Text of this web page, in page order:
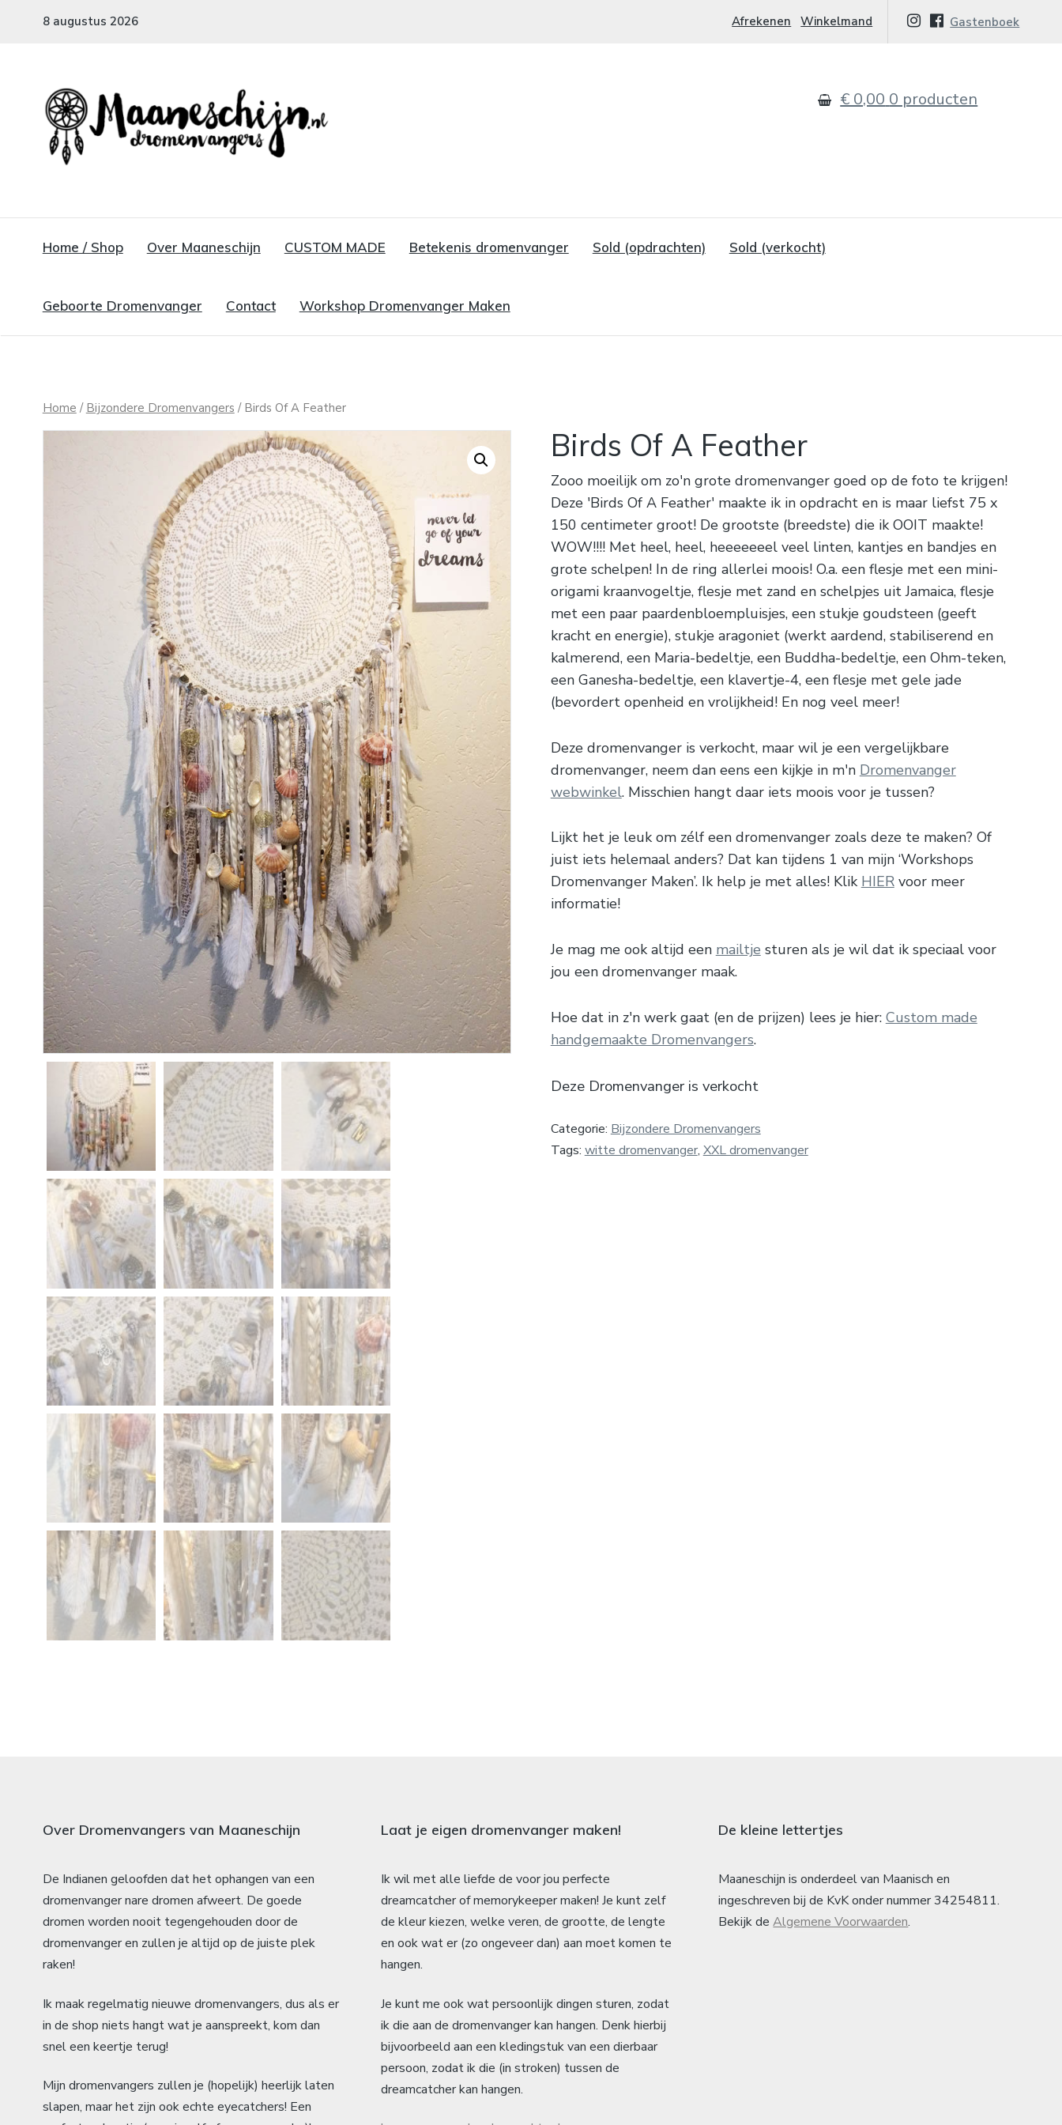
8 augustus 2026 Gastenboek
Afrekenen Winkelmand
€ 0,00 0 producten
Handgemaakte dromenvangers
Home / Shop Over Maaneschijn CUSTOM MADE Betekenis dromenvanger Sold (opdrachten) Sold (verkocht)
Geboorte Dromenvanger Contact Workshop Dromenvanger Maken
Home / Bijzondere Dromenvangers / Birds Of A Feather
Birds Of A Feather
Zooo moeilijk om zo'n grote dromenvanger goed op de foto te krijgen!
Deze 'Birds Of A Feather' maakte ik in opdracht en is maar liefst 75 x
150 centimeter groot! De grootste (breedste) die ik OOIT maakte!
WOW!!!! Met heel, heel, heeeeeeel veel linten, kantjes en bandjes en
grote schelpen! In de ring allerlei moois! O.a. een flesje met een mini-
origami kraanvogeltje, flesje met zand en schelpjes uit Jamaica, flesje
met een paar paardenbloempluisjes, een stukje goudsteen (geeft
kracht en energie), stukje aragoniet (werkt aardend, stabiliserend en
kalmerend, een Maria-bedeltje, een Buddha-bedeltje, een Ohm-teken,
een Ganesha-bedeltje, een klavertje-4, een flesje met gele jade
(bevordert openheid en vrolijkheid! En nog veel meer!
Deze dromenvanger is verkocht, maar wil je een vergelijkbare
dromenvanger, neem dan eens een kijkje in m'n Dromenvanger
webwinkel. Misschien hangt daar iets moois voor je tussen?
Lijkt het je leuk om zélf een dromenvanger zoals deze te maken? Of
juist iets helemaal anders? Dat kan tijdens 1 van mijn ‘Workshops
Dromenvanger Maken’. Ik help je met alles! Klik HIERvoor meer
informatie!
Je mag me ook altijd een mailtje sturen als je wil dat ik speciaal voor
jou een dromenvanger maak.
Hoe dat in z'n werk gaat (en de prijzen) lees je hier: Custom made
handgemaakte Dromenvangers.
Deze Dromenvanger is verkocht
Categorie: Bijzondere Dromenvangers
Tags: witte dromenvanger, XXL dromenvanger
Over Dromenvangers van Maaneschijn
De Indianen geloofden dat het ophangen van een
dromenvanger nare dromen afweert. De goede
dromen worden nooit tegengehouden door de
dromenvanger en zullen je altijd op de juiste plek
raken!
Ik maak regelmatig nieuwe dromenvangers, dus als er
in de shop niets hangt wat je aanspreekt, kom dan
snel een keertje terug!
Mijn dromenvangers zullen je (hopelijk) heerlijk laten
slapen, maar het zijn ook echte eyecatchers! Een
Laat je eigen dromenvanger maken!
Ik wil met alle liefde de voor jou perfecte
dreamcatcher of memorykeeper maken! Je kunt zelf
de kleur kiezen, welke veren, de grootte, de lengte
en ook wat er (zo ongeveer dan) aan moet komen te
hangen.
Je kunt me ook wat persoonlijk dingen sturen, zodat
ik die aan de dromenvanger kan hangen. Denk hierbij
bijvoorbeeld aan een kledingstuk van een dierbaar
persoon, zodat ik die (in stroken) tussen de
dreamcatcher kan hangen.
De kleine lettertjes
Maaneschijn is onderdeel van Maanisch en
ingeschreven bij de KvK onder nummer 34254811.
Bekijk deAlgemene Voorwaarden.